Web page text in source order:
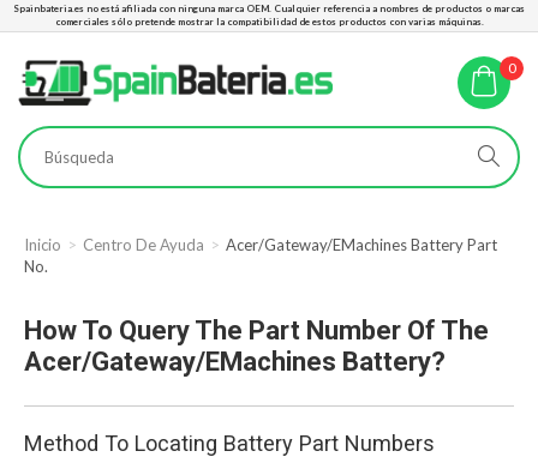
Spainbateria.es no está afiliada con ninguna marca OEM. Cualquier referencia a nombres de productos o marcas
comerciales sólo pretende mostrar la compatibilidad de estos productos con varias máquinas.
0
Inicio Centro De Ayuda
Acer/Gateway/eMachines Battery Part
No.
How To Query The Part Number Of The
Acer/Gateway/eMachines Battery?
Method To Locating Battery Part Numbers